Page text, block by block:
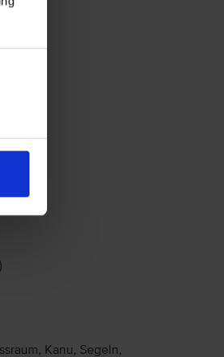
Kanu, Segeln,